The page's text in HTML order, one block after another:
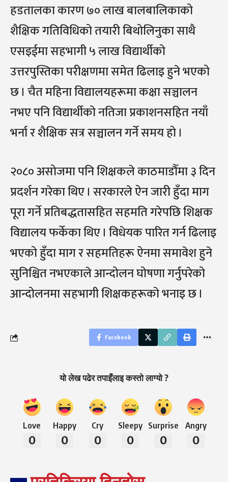
हडतालका कारण ७० लाख बालबालिकाको
शैक्षिक गतिविधिको तयारी बिथोलिनुका साथै
एसइईमा सहभागी ५ लाख विद्यार्थीको
उत्तरपुस्तिका परीक्षणमा समेत ढिलाइ हुने भएको
छ । चैत महिना विद्यालयहरूमा कक्षा सञ्चालन
नभए पनि विद्यार्थीको नतिजा प्रकाशनसहित नयाँ
भर्ना र शैक्षिक सत्र सञ्चालन गर्ने समय हो ।
२०८० असोजमा पनि शिक्षकले काठमाडौँमा ३ दिन
प्रदर्शन गरेका थिए । सरकारले ऐन जारी हुँदा माग
पूरा गर्ने प्रतिबद्धतासहित सहमति गरेपछि शिक्षक
विद्यालय फर्केका थिए । विधेयक पारित गर्न ढिलाइ
भएको हुँदा माग र सहमतिहरू ऐनमा समावेश हुने
सुनिश्चित नभएकाले आन्दोलन घोषणा गर्नुपरेको
आन्दोलनमा सहभागी शिक्षकहरूको भनाइ छ ।
Facebook
यो लेख पढेर तपाइँलाइ कस्तो लाग्यो ?
Love
0
Happy
0
Cry
0
Sleepy
0
Surprise
0
Angry
0